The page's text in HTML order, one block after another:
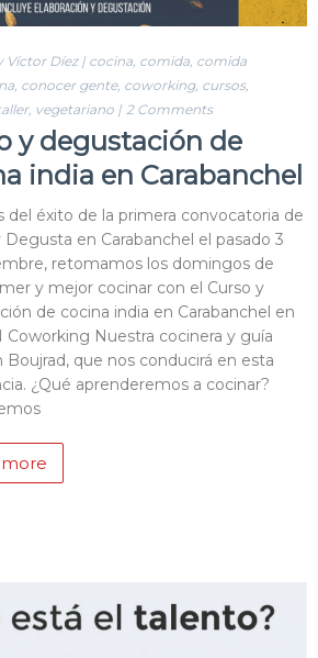
Víctor Díez| cocina, comida, comida
, conocer gente, coworking, cursos,
, vegetariano | 2 Comments
y degustación de
india en Carabanchel
del éxito de la primera convocatoria de
Degusta en Carabanchel el pasado 3
retomamos los domingos de
y mejor cocinar con el Curso y
de cocina india en Carabanchel en
Coworking Nuestra cocinera y guía
Boujrad, que nos conducirá en esta
¿Qué aprenderemos a cocinar?